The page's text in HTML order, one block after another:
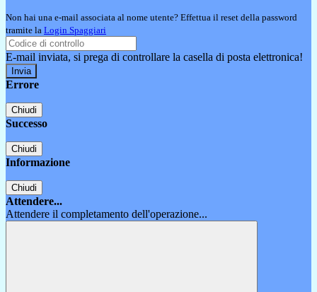
Non hai una e-mail associata al nome utente? Effettua il reset della password
tramite la Login Spaggiari
E-mail inviata, si prega di controllare la casella di posta elettronica!
Errore
Chiudi
Successo
Chiudi
Informazione
Chiudi
Attendere...
Attendere il completamento dell'operazione...